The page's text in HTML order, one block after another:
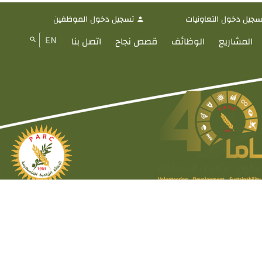
دخول التعاونيات person تسجيل دخول الموظفين
المشاريع الوظائف قصص نجاح اتصل بنا EN
search